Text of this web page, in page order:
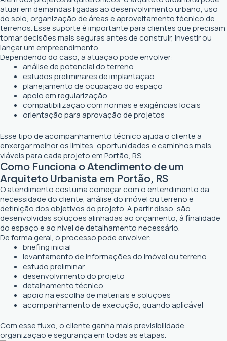
atuar em demandas ligadas ao desenvolvimento urbano, uso
do solo, organização de áreas e aproveitamento técnico de
terrenos. Esse suporte é importante para clientes que precisam
tomar decisões mais seguras antes de construir, investir ou
lançar um empreendimento.
Dependendo do caso, a atuação pode envolver:
análise de potencial do terreno
estudos preliminares de implantação
planejamento de ocupação do espaço
apoio em regularização
compatibilização com normas e exigências locais
orientação para aprovação de projetos
Esse tipo de acompanhamento técnico ajuda o cliente a
enxergar melhor os limites, oportunidades e caminhos mais
viáveis para cada projeto em Portão, RS.
Como Funciona o Atendimento de um
Arquiteto Urbanista em Portão, RS
O atendimento costuma começar com o entendimento da
necessidade do cliente, análise do imóvel ou terreno e
definição dos objetivos do projeto. A partir disso, são
desenvolvidas soluções alinhadas ao orçamento, à finalidade
do espaço e ao nível de detalhamento necessário.
De forma geral, o processo pode envolver:
briefing inicial
levantamento de informações do imóvel ou terreno
estudo preliminar
desenvolvimento do projeto
detalhamento técnico
apoio na escolha de materiais e soluções
acompanhamento de execução, quando aplicável
Com esse fluxo, o cliente ganha mais previsibilidade,
organização e segurança em todas as etapas.